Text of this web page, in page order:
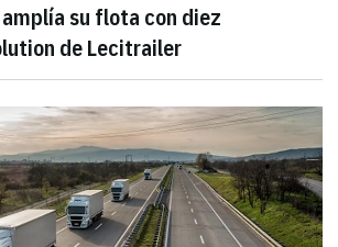
su flota con diez
de Lecitrailer